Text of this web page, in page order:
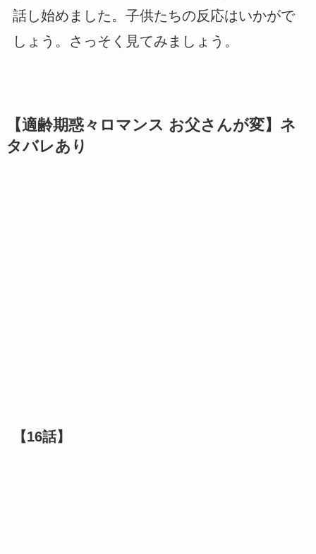
話し始めました。子供たちの反応はいかがで
しょう。さっそく見てみましょう。
【適齢期惑々ロマンス お父さんが変】ネ
タバレあり
【16話】